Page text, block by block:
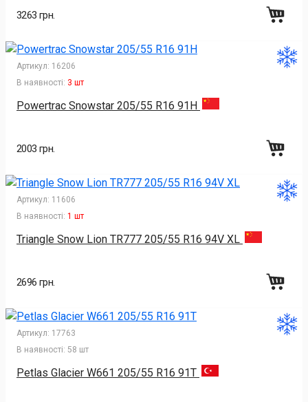
3263 грн.
Артикул: 16206
В наявності: 3 шт
Powertrac Snowstar 205/55 R16 91H
2003 грн.
Артикул: 11606
В наявності: 1 шт
Triangle Snow Lion TR777 205/55 R16 94V XL
2696 грн.
Артикул: 17763
В наявності: 58 шт
Petlas Glacier W661 205/55 R16 91T